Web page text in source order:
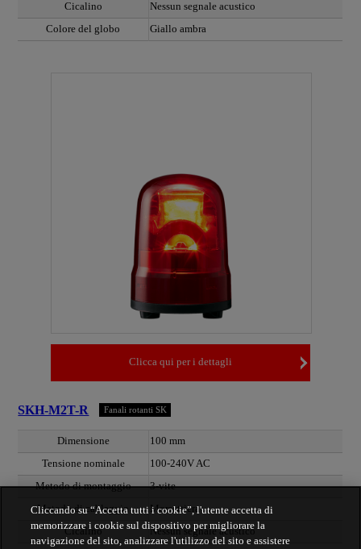
Cicalino
Nessun segnale acustico
Colore del globo
Giallo ambra
Clicca qui per i dettagli
SKH-M2T-R Fanali rotanti SK
Dimensione
100 mm
Tensione nominale
100-240V AC
Metodo di montaggio
3-vite
Metodo di cablaggio
Morsettiera
Cicalino
Nessun segnale acustico
Cliccando su “Accetta tutti i cookie”, l'utente accetta di
memorizzare i cookie sul dispositivo per migliorare la
navigazione del sito, analizzare l'utilizzo del sito e assistere